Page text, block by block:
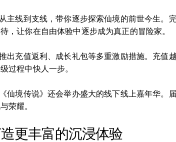
线到支线，带你逐步探索仙境的前世今生。
，让你在自由体验中逐步成为真正的冒险家。
出充值返利、成长礼包等多重激励措施。充值
过程中快人一步。
仙境传说》还会举办盛大的线下线上嘉年华。
荣耀。
更丰富的沉浸体验